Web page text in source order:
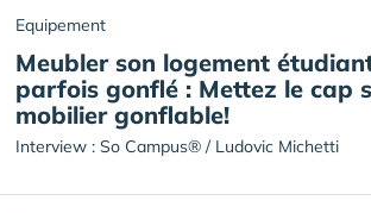
Equipement
Meubler son logement
parfois gonflé : Mettez le cap
mobilier gonflable!
Interview : So Campus® / Ludovic Michetti